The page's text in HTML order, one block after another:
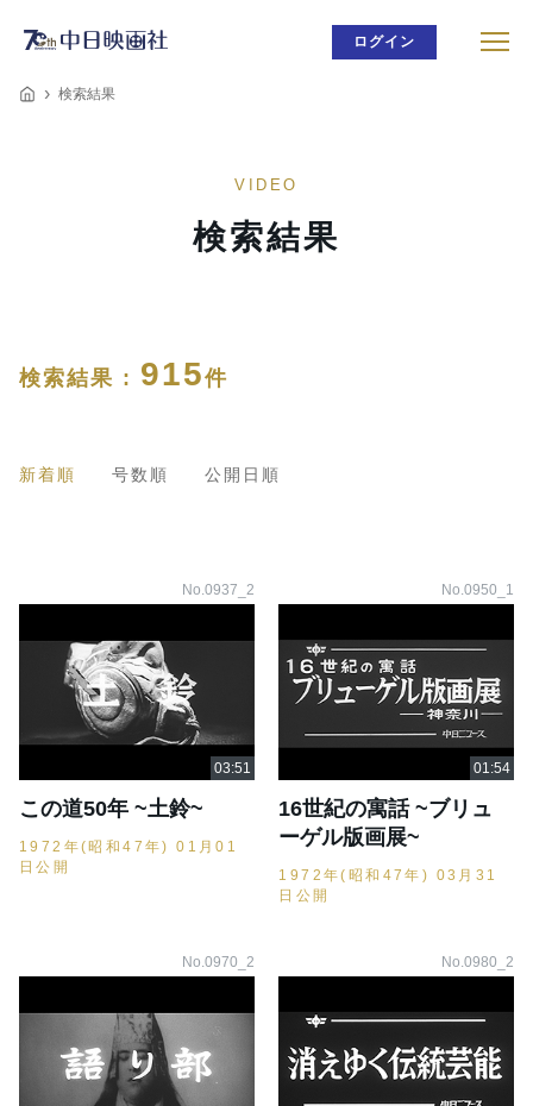
ログイン
検索結果
VIDEO
検索結果
検索結果 : 915件
新着順 号数順 公開日順
No.0937_2
この道50年 ~土鈴~
1972年(昭和47年) 01月01
日公開
No.0950_1
16世紀の寓話 ~ブリュ
ーゲル版画展~
1972年(昭和47年) 03月31
日公開
No.0970_2 No.0980_2